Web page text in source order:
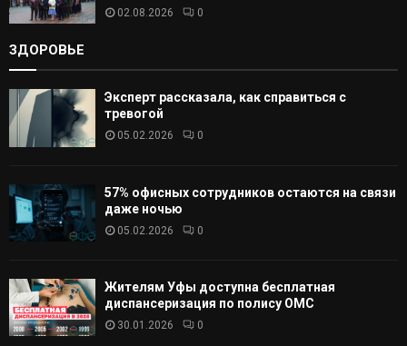
02.08.2026 0
ЗДОРОВЬЕ
Эксперт рассказала, как справиться с
тревогой
05.02.2026 0
57% офисных сотрудников остаются на связи
даже ночью
05.02.2026 0
Жителям Уфы доступна бесплатная
диспансеризация по полису ОМС
30.01.2026 0